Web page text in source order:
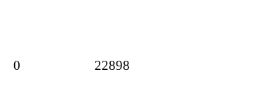
0 22898